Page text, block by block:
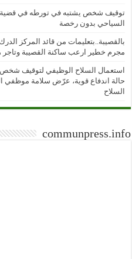
توقيف شخص يشتبه في تورطه في قضية
السياحي بدون رخصة
بالقصيبة..بتعليمات من قائد المركز
مجرم خطير ارعب ساكنة القصيبة وتاجر
استعمال السلاح الوظيفي لتوقيف
حالة اندفاع قوية، عرّض سلامة موظفي
السلاح
communpress.info